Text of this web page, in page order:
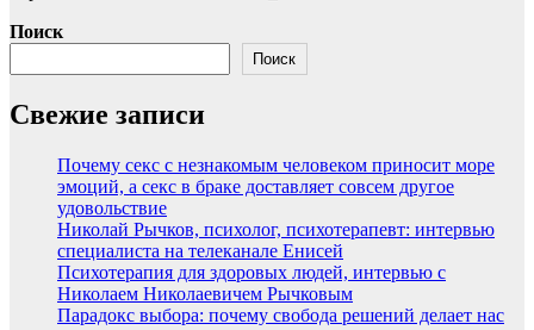
Поиск
Поиск
Свежие записи
Почему секс с незнакомым человеком приносит море
эмоций, а секс в браке доставляет совсем другое
удовольствие
Николай Рычков, психолог, психотерапевт: интервью
специалиста на телеканале Енисей
Психотерапия для здоровых людей, интервью с
Николаем Николаевичем Рычковым
Парадокс выбора: почему свобода решений делает нас